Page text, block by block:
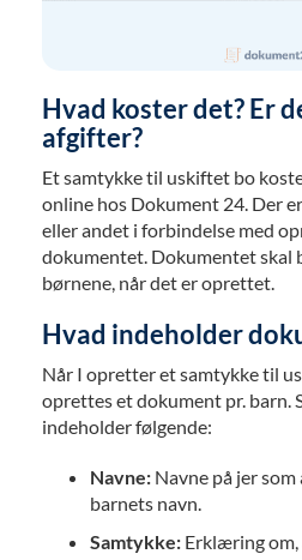
Hvad koster det? Er
afgifter?
Et samtykke til uskiftet bo
online hos Dokument 24. Der
eller andet i forbindelse med
dokumentet. Dokumentet skal
børnene, når det er oprettet.
Hvad indeholder
Når I opretter et samtykke til
oprettes et dokument pr. barn.
indeholder følgende:
Navne: Navne på jer
barnets navn.
Samtykke: Erklæring